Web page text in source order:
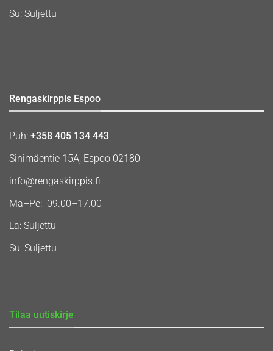
Su: Suljettu
Rengaskirppis Espoo
Puh: +358 405 134 443
Sinimäentie 15A, Espoo 02180
info@rengaskirppis.fi
Ma–Pe: 09.00–17.00
La: Suljettu
Su: Suljettu
Tilaa uutiskirje